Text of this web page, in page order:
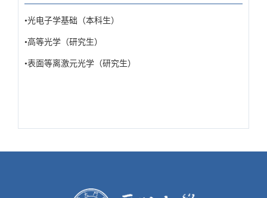
•光电子学基础（本科生）
•高等光学（研究生）
•表面等离激元光学（研究生）